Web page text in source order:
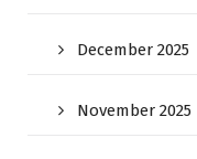
December 2025
November 2025